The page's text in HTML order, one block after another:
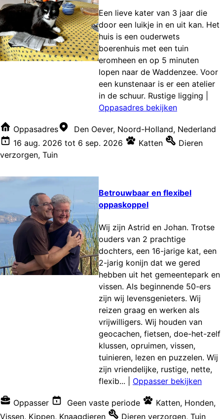
Een lieve kater van 3 jaar die
door een luikje in en uit kan. Het
huis is een ouderwets
boerenhuis met een tuin
eromheen en op 5 minuten
lopen naar de Waddenzee. Voor
een kunstenaar is er een atelier
in de schuur. Rustige ligging
Oppasadres bekijken
Oppasadres
Den Oever, Noord-Holland, Nederland
16 aug. 2026 tot 6 sep. 2026 Katten
Dieren
verzorgen, Tuin
Betrouwbaar en flexibel
oppaskoppel
Wij zijn Astrid en Johan. Trotse
ouders van 2 prachtige
dochters, een 16-jarige kat, een
2-jarig konijn dat we gered
hebben uit het gemeentepark en
vissen. Als beginnende 50-ers
zijn wij levensgenieters. Wij
reizen graag en werken als
vrijwilligers. Wij houden van
geocachen, fietsen, doe-het-zelf
klussen, opruimen, vissen,
tuinieren, lezen en puzzelen. Wij
zijn vriendelijke, rustige, nette,
flexib...
Oppasser bekijken
Oppasser Geen vaste periode Katten, Honden,
Vissen, Kippen, Knaagdieren Dieren verzorgen, Tuin